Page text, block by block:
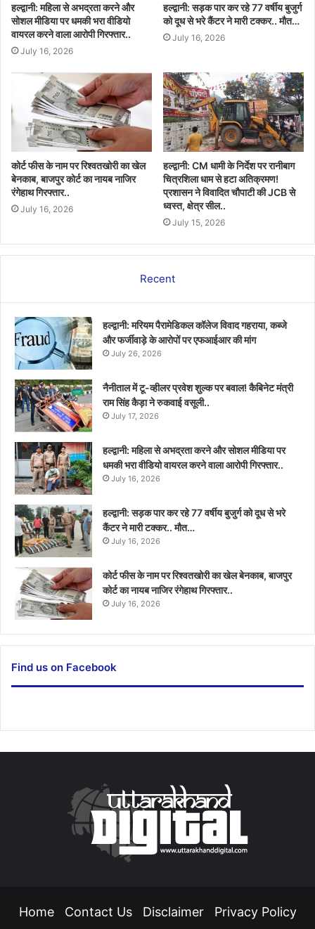
हल्द्वानी: महिला से अभद्रता करने और
सोशल मीडिया पर धमकी भरा वीडियो
वायरल करने वाला आरोपी गिरफ्तार..
July 16, 2026
हल्द्वानी: सड़क पार कर रहे 77 वर्षीय बुजुर्ग
को दूध से भरे कैंटर ने मारी टक्कर.. मौत…
July 16, 2026
कोर्ट फीस के नाम पर रिश्वतखोरी का खेल
बेनकाब, बाजपुर कोर्ट का नायब नाजिर
रंगेहाथ गिरफ्तार..
July 16, 2026
हल्द्वानी: CM धामी के निर्देश पर रानीबाग
चित्रशिला धाम से हटा अतिक्रमण!
प्रशासन ने विवादित चौपाटी की JCB से
ध्वस्त, क्षेत्र सील..
July 15, 2026
Recent
हल्द्वानी: मरियम पैरामेडिकल कॉलेज विवाद गहराया, कब्जे
और फर्जीवाड़े के आरोपों पर एफआईआर की मांग
July 26, 2026
नैनीताल में टू-व्हीलर प्रवेश शुल्क पर बवाल! कैबिनेट मंत्री
राम सिंह कैड़ा ने रुकवाई वसूली..
July 17, 2026
हल्द्वानी: महिला से अभद्रता करने और सोशल मीडिया पर
धमकी भरा वीडियो वायरल करने वाला आरोपी गिरफ्तार..
July 16, 2026
हल्द्वानी: सड़क पार कर रहे 77 वर्षीय बुजुर्ग को दूध से भरे
कैंटर ने मारी टक्कर.. मौत…
July 16, 2026
कोर्ट फीस के नाम पर रिश्वतखोरी का खेल बेनकाब, बाजपुर
कोर्ट का नायब नाजिर रंगेहाथ गिरफ्तार..
July 16, 2026
Find us on Facebook
Home Contact Us Disclaimer Privacy Policy